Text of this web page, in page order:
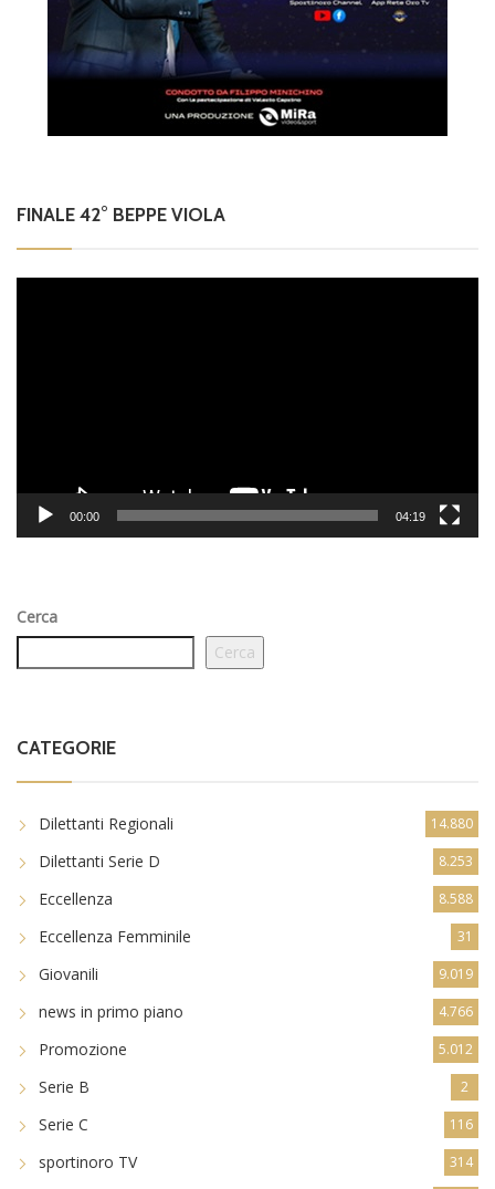
FINALE 42° BEPPE VIOLA
00:00 04:19
Cerca
Cerca
CATEGORIE
Dilettanti Regionali 14.880
Dilettanti Serie D 8.253
Eccellenza 8.588
Eccellenza Femminile 31
Giovanili 9.019
news in primo piano 4.766
Promozione 5.012
Serie B 2
Serie C 116
sportinoro TV 314